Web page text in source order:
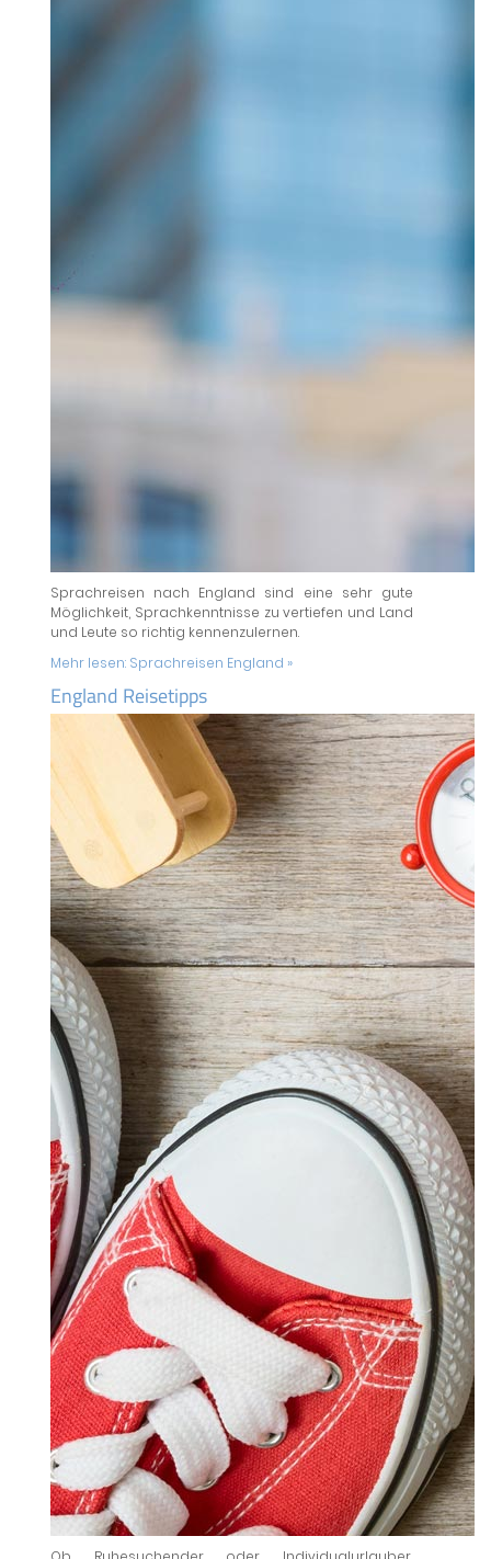
Sprachreisen nach England sind eine sehr gute
Möglichkeit, Sprachkenntnisse zu vertiefen und Land
und Leute so richtig kennenzulernen.
Mehr lesen: Sprachreisen England »
England Reisetipps